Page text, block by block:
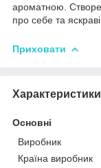
ароматною.
про себе та
Приховати
Характеристики
Основні
Виробник
Країна виробник